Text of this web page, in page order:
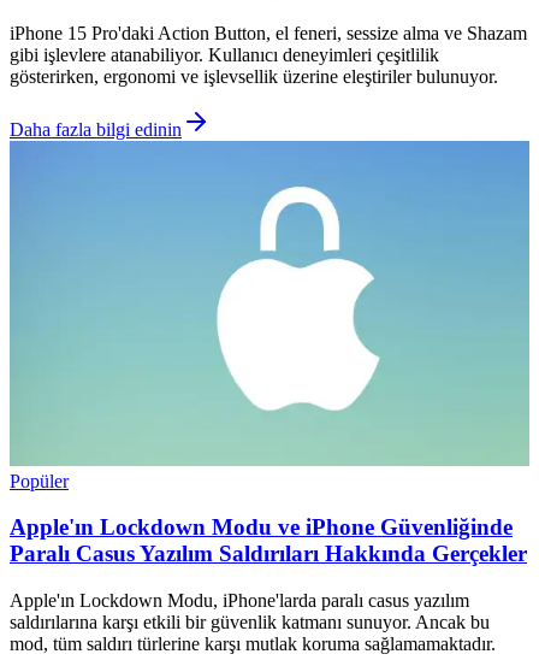
iPhone 15 Pro'daki Action Button, el feneri, sessize alma ve Shazam
gibi işlevlere atanabiliyor. Kullanıcı deneyimleri çeşitlilik
gösterirken, ergonomi ve işlevsellik üzerine eleştiriler bulunuyor.
Daha fazla bilgi edinin
Popüler
Apple'ın Lockdown Modu ve iPhone Güvenliğinde
Paralı Casus Yazılım Saldırıları Hakkında Gerçekler
Apple'ın Lockdown Modu, iPhone'larda paralı casus yazılım
saldırılarına karşı etkili bir güvenlik katmanı sunuyor. Ancak bu
mod, tüm saldırı türlerine karşı mutlak koruma sağlamamaktadır.